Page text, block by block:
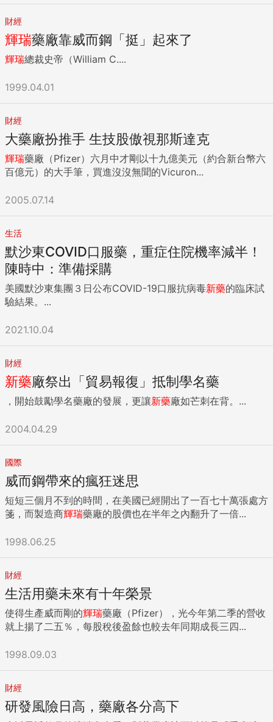
財經
輝瑞藥廠靠威而鋼「挺」起來了
輝瑞總裁史帝（William C....
1999.04.01
財經
大藥廠扮推手 生技股傲視那斯達克
輝瑞藥廠（Pfizer）六月中才剛以十九億美元（約合新台幣六
百億元）的大手筆，買進沒沒無聞的Vicuron...
2005.07.14
生活
默沙東COVID口服藥，重症住院機率減半！
陳時中：準備採購
美國默沙東集團３日公布COVID-19口服抗病毒新藥的臨床試
驗結果。...
2021.10.04
財經
新藥廠祭出「貿易報復」抵制學名藥
，開始鼓勵學名藥廠的發展，更讓新藥廠如芒刺在背。...
2004.04.29
國際
威而鋼帶來的瘋狂迷思
短短三個月不到的時間，在美國已經開出了一百七十萬張處方
箋，而製造商輝瑞藥廠的股價也在半年之內翻升了一倍...
1998.06.25
財經
生活用藥未來有十年榮景
使得生產威而剛的輝瑞藥廠（Pfizer），光今年第二季的營收
就上揚了二五％，每股稅後盈餘也較去年同期成長三四...
1998.09.03
財經
研發風險日高，藥廠各分高下